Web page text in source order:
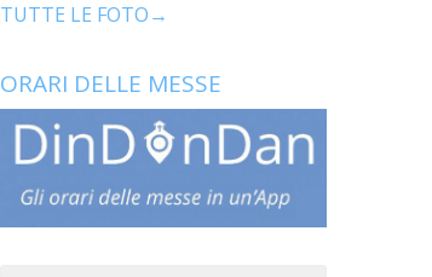
TUTTE LE FOTO→
ORARI DELLE MESSE